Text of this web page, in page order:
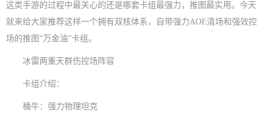
这类手游的过程中最关心的还是哪套卡组最强力，推图最实用。今天
就来给大家推荐这样一个拥有双核体系，自带强力AOE清场和强效控
场的推图“万金油”卡组。
冰雷两重天群伤控场阵容
卡组介绍：
桶牛：强力物理坦克